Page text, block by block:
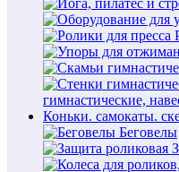
гимнастические,
Коньки. самокаты.
Беговелы